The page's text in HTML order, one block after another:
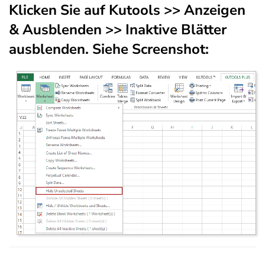
Klicken Sie auf Kutools >> Anzeigen
& Ausblenden >> Inaktive Blätter
ausblenden. Siehe Screenshot: